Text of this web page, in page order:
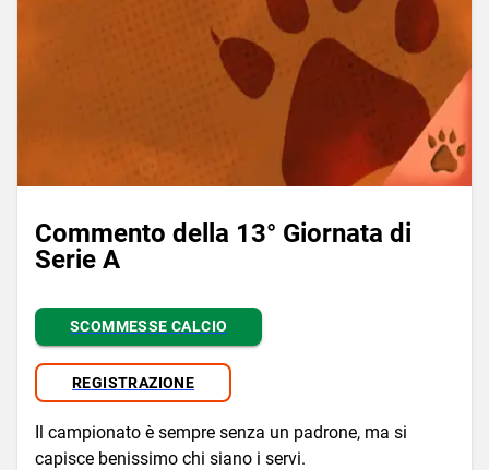
Commento della 13° Giornata di
Serie A
SCOMMESSE CALCIO
REGISTRAZIONE
Il campionato è sempre senza un padrone, ma si
capisce benissimo chi siano i servi.